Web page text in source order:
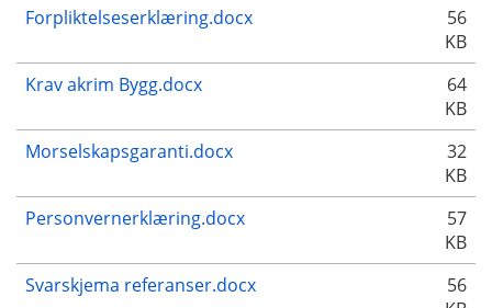
Forpliktelseserklæring.docx
56
KB
Krav akrim Bygg.docx
64
KB
Morselskapsgaranti.docx
32
KB
Personvernerklæring.docx
57
KB
Svarskjema referanser.docx
56